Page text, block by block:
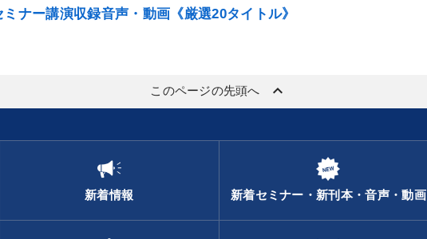
ナー講演収録音声・動画《厳選20タイトル》
このページの先頭へ keyboard_arrow_up
新着情報 新着セミナー・新刊本・音声・動画